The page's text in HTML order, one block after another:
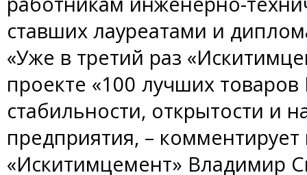
ставших лауреатами и
«Уже в третий раз
проекте «100 лучших товаров
стабильности, открытости и
предприятия, –
«Искитимцемент» Владимир